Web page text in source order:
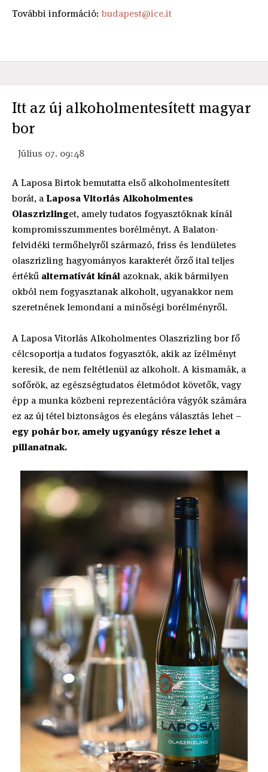
További információ: budapest@ice.it
Itt az új alkoholmentesített magyar
bor
Július 07. 09:48
A Laposa Birtok bemutatta első alkoholmentesített
borát, a Laposa Vitorlás Alkoholmentes
Olaszrizlinget, amely tudatos fogyasztóknak kínál
kompromisszummentes borélményt. ​A Balaton-
felvidéki termőhelyről származó, friss és lendületes
olaszrizling hagyományos karakterét őrző ital teljes
értékű alternatívát kínál azoknak, akik bármilyen
okból nem fogyasztanak alkoholt, ugyanakkor nem
szeretnének lemondani a minőségi borélményről.
A Laposa Vitorlás Alkoholmentes Olaszrizling bor fő
célcsoportja a tudatos fogyasztók, akik az ízélményt
keresik, de nem feltétlenül az alkoholt. A kismamák, a
sofőrök, az egészségtudatos életmódot követők, vagy
épp a munka közbeni reprezentációra vágyók számára
ez az új tétel biztonságos és elegáns választás lehet –
egy pohár bor, amely ugyanúgy része lehet a
pillanatnak.